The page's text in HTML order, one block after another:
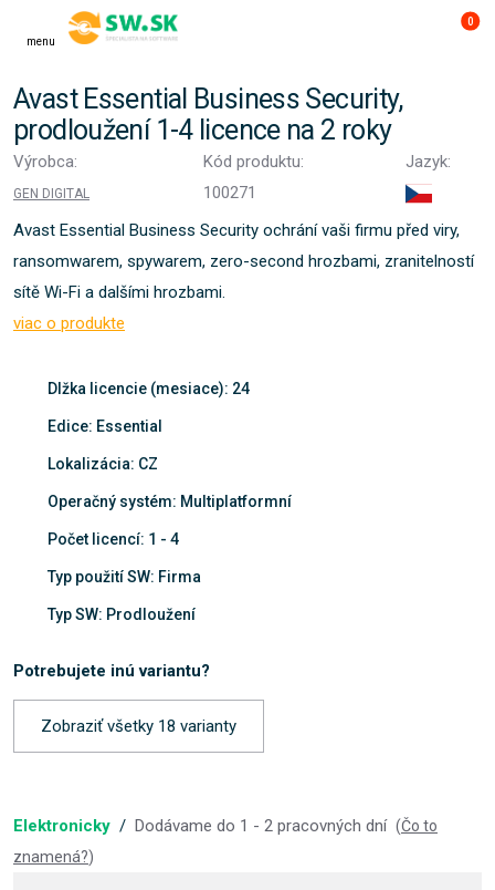
menu
0
Avast Essential Business Security,
prodloužení 1-4 licence na 2 roky
Výrobca:
GEN DIGITAL
Kód produktu:
100271
Jazyk:
Avast Essential Business Security ochrání vaši firmu před viry,
ransomwarem, spywarem, zero-second hrozbami, zranitelností
sítě Wi-Fi a dalšími hrozbami.
viac o produkte
Dlžka licencie (mesiace): 24
Edice: Essential
Lokalizácia: CZ
Operačný systém: Multiplatformní
Počet licencí: 1 - 4
Typ použití SW: Firma
Typ SW: Prodloužení
Potrebujete inú variantu?
Zobraziť všetky 18 varianty
Elektronicky / Dodávame do 1 - 2 pracovných dní (Čo to
znamená?)